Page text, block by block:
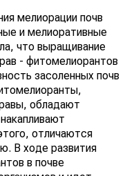
мелиорации почв
и мелиоративные
что выращивание
- фитомелиорантов
засоленных почв
обладают
отличаются
В ходе развития
в почве